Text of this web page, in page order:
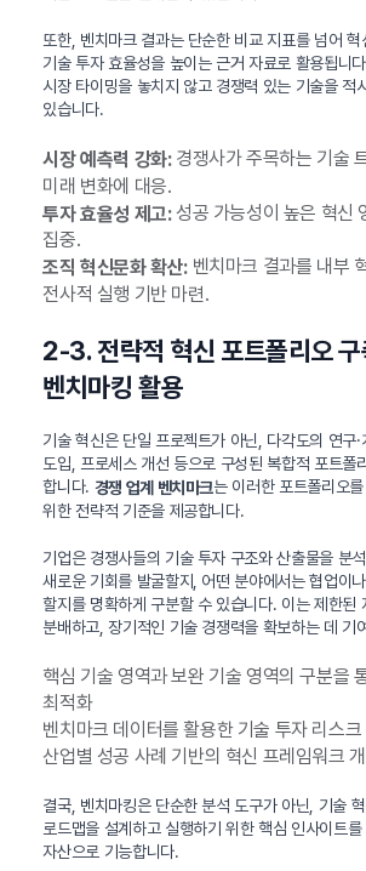
또한, 벤치마크 결과는 단순한 비교 지표를 넘어 혁
기술 투자 효율성을 높이는 근거 자료로 활용됩니
시장 타이밍을 놓치지 않고 경쟁력 있는 기술을 적
있습니다.
시장 예측력 강화:경쟁사가 주목하는 기술
미래 변화에 대응.
투자 효율성 제고:성공 가능성이 높은 혁신
집중.
조직 혁신문화 확산:벤치마크 결과를 내부
전사적 실행 기반 마련.
2-3. 전략적 혁신 포트폴리오
벤치마킹 활용
기술 혁신은 단일 프로젝트가 아닌, 다각도의 연구
도입, 프로세스 개선 등으로 구성된 복합적 포트폴
합니다. 경쟁 업계 벤치마크는 이러한 포트폴리오
위한 전략적 기준을 제공합니다.
기업은 경쟁사들의 기술 투자 구조와 산출물을 분
새로운 기회를 발굴할지, 어떤 분야에서는 협업이
할지를 명확하게 구분할 수 있습니다. 이는 제한된
분배하고, 장기적인 기술 경쟁력을 확보하는 데 기
핵심 기술 영역과 보완 기술 영역의 구분을
최적화
벤치마크 데이터를 활용한 기술 투자 리스크
산업별 성공 사례 기반의 혁신 프레임워크
결국, 벤치마킹은 단순한 분석 도구가 아닌, 기술
로드맵을 설계하고 실행하기 위한 핵심 인사이트
자산으로 기능합니다.